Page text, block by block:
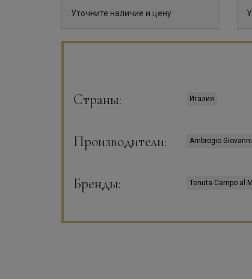
Уточните наличие и цену
Страны: Италия
Производители: Ambrogio
Бренды: Tenuta Campo al